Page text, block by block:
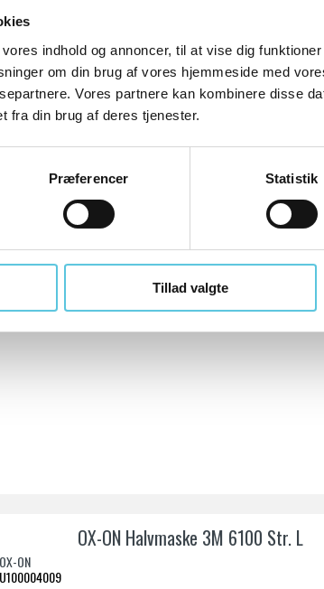
indhold og annoncer, til at vise dig
om din brug af vores hjemmeside med
Vores partnere kan kombinere disse
fra din brug af deres tjenester.
Præferencer Statistik
Tillad valgte
OX-ON Ansigtsskærm TECMEN G10
OX-ON Halvmaske 3M 6100 Str. L
OX-ON
U100004009